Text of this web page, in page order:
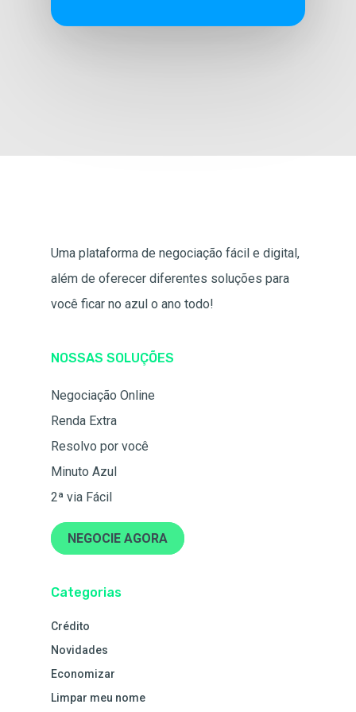
Uma plataforma de negociação fácil e digital,
além de oferecer diferentes soluções para
você ficar no azul o ano todo!
NOSSAS SOLUÇÕES
Negociação Online
Renda Extra
Resolvo por você
Minuto Azul
2ª via Fácil
NEGOCIE AGORA
Categorias
Crédito
Novidades
Economizar
Limpar meu nome